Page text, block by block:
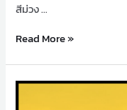
สีม่วง …
Read More »